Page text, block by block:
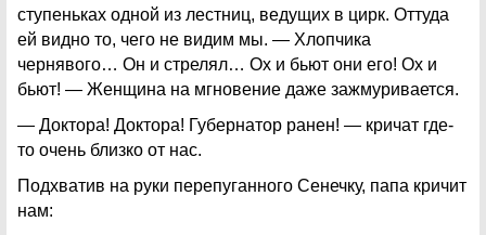
ступеньках одной из лестниц, ведущих в цирк. Оттуда
ей видно то, чего не видим мы. — Хлопчика
чернявого… Он и стрелял… Ох и бьют они его! Ох и
бьют! — Женщина на мгновение даже зажмуривается.
— Доктора! Доктора! Губернатор ранен! — кричат где-
то очень близко от нас.
Подхватив на руки перепуганного Сенечку, папа кричит
нам: